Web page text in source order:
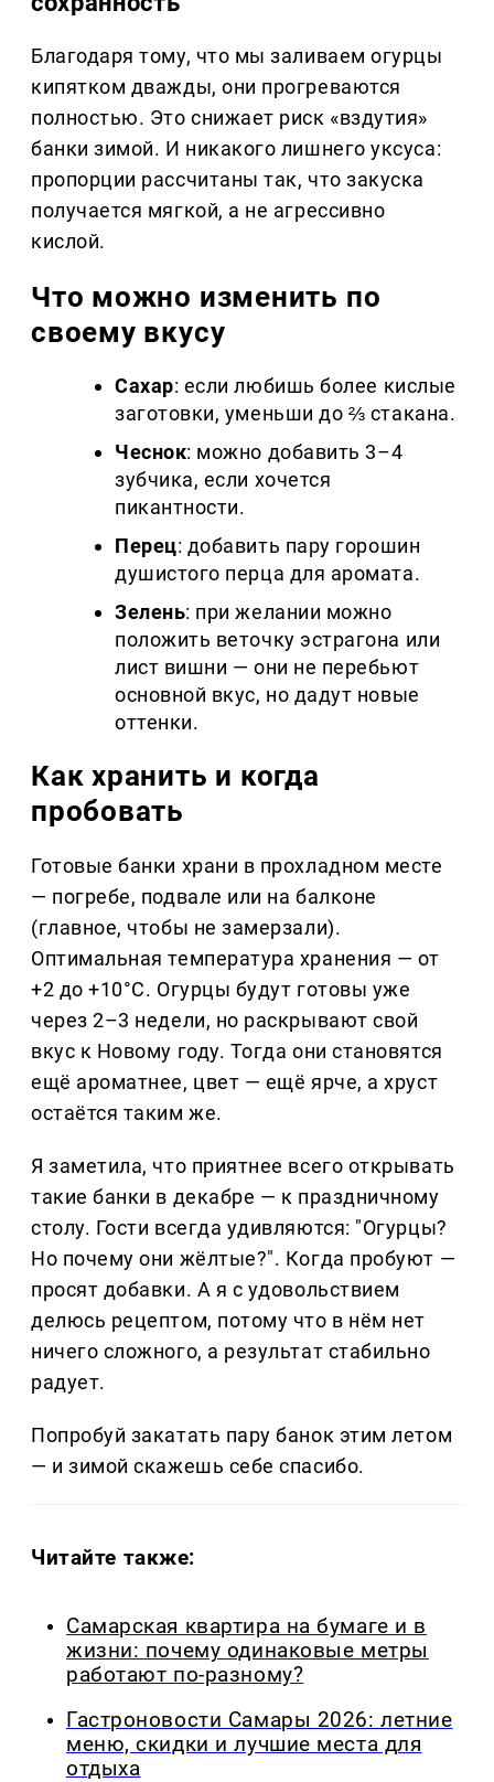
Благодаря тому, что мы заливаем огурцы
кипятком дважды, они прогреваются
полностью. Это снижает риск «вздутия»
банки зимой. И никакого лишнего уксуса:
пропорции рассчитаны так, что закуска
получается мягкой, а не агрессивно
кислой.
Что можно изменить по
своему вкусу
Сахар: если любишь более кислые
заготовки, уменьши до ⅔ стакана.
Чеснок: можно добавить 3–4
зубчика, если хочется
пикантности.
Перец: добавить пару горошин
душистого перца для аромата.
Зелень: при желании можно
положить веточку эстрагона или
лист вишни — они не перебьют
основной вкус, но дадут новые
оттенки.
Как хранить и когда
пробовать
Готовые банки храни в прохладном месте
— погребе, подвале или на балконе
(главное, чтобы не замерзали).
Оптимальная температура хранения — от
+2 до +10°C. Огурцы будут готовы уже
через 2–3 недели, но раскрывают свой
вкус к Новому году. Тогда они становятся
ещё ароматнее, цвет — ещё ярче, а хруст
остаётся таким же.
Я заметила, что приятнее всего открывать
такие банки в декабре — к праздничному
столу. Гости всегда удивляются: "Огурцы?
Но почему они жёлтые?". Когда пробуют —
просят добавки. А я с удовольствием
делюсь рецептом, потому что в нём нет
ничего сложного, а результат стабильно
радует.
Попробуй закатать пару банок этим летом
— и зимой скажешь себе спасибо.
Читайте также:
Самарская квартира на бумаге и в
жизни: почему одинаковые метры
работают по-разному?
Гастроновости Самары 2026: летние
меню, скидки и лучшие места для
отдыха